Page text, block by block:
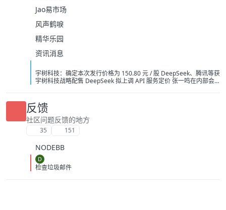
Jao易市场
风声鹤唳
精华乐园
资讯消息
宇树科技：确定本次发行价格为 150.80 元 / 股 DeepSeek、腾讯等获
宇树科技战略配售 DeepSeek 拟上调 API 服务定价 张一鸣在内部会
OpenAI 要求法官驳回苹果指控其窃取商业秘密的诉讼 阿里云：视频
生成模型 Wan3.0 开启公测 中国 AI 原生 App 用户量 Top 10：豆包
3.82 亿月活断层第一 广州住房商贷利率最低可至 2.7%
反馈
社区问题反馈的地方
35 151
NODEBB
D
检查垃圾邮件